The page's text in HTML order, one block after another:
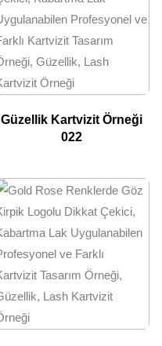
Güzellik Kartvizit Örneği
022